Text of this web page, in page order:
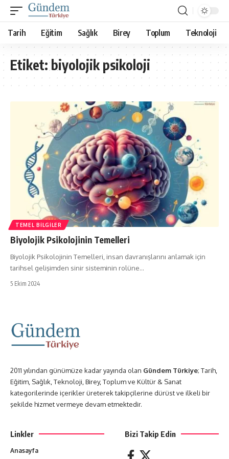
Tarih Eğitim Sağlık Birey Toplum Teknoloji
Etiket:biyolojik psikoloji
TEMEL BILGILER
Biyolojik Psikolojinin Temelleri
Biyolojik Psikolojinin Temelleri, insan davranışlarını anlamak için
tarihsel gelişimden sinir sisteminin rolüne…
5 Ekim 2024
2011 yılından günümüze kadar yayında olan Gündem Türkiye; Tarih,
Eğitim, Sağlık, Teknoloji, Birey, Toplum ve Kültür & Sanat
kategorilerinde içerikler üreterek takipçilerine dürüst ve ilkeli bir
şekilde hizmet vermeye devam etmektedir.
Linkler
Anasayfa
Bizi Takip Edin